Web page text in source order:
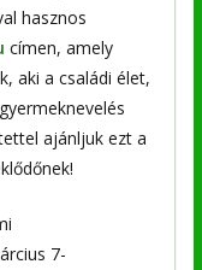
hasznos
címen, amely
aki a családi élet,
ajánljuk ezt a
7-